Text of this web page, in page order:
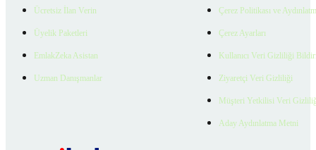
Ücretsiz İlan Verin
Üyelik Paketleri
EmlakZeka Asistan
Uzman Danışmanlar
Çerez Politikası ve
Çerez Ayarları
Kullanıcı Veri Gizliliği
Ziyaretçi Veri Gizliliği
Müşteri Yetkilisi Veri
Aday Aydınlatma Metni